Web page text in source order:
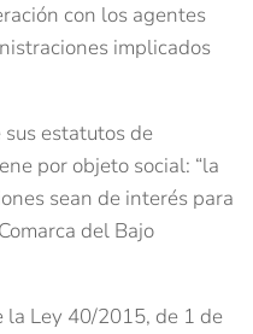
con los agentes
implicados
estatutos de
por objeto social: “la
sean de interés para
del Bajo
Ley 40/2015, de 1 de